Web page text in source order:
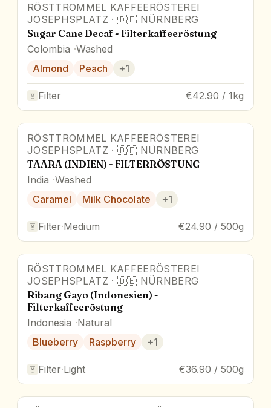
RÖSTTROMMEL KAFFEERÖSTEREI
JOSEPHSPLATZ · 🇩🇪 NÜRNBERG
Sugar Cane Decaf - Filterkaffeeröstung
Colombia Washed
Almond
Peach +1
Filter €42.90 / 1kg
RÖSTTROMMEL KAFFEERÖSTEREI
JOSEPHSPLATZ · 🇩🇪 NÜRNBERG
TAARA (INDIEN) - FILTERRÖSTUNG
India Washed
Caramel
Milk Chocolate +1
Filter·Medium €24.90 / 500g
RÖSTTROMMEL KAFFEERÖSTEREI
JOSEPHSPLATZ · 🇩🇪 NÜRNBERG
Ribang Gayo (Indonesien) -
Filterkaffeeröstung
Indonesia Natural
Blueberry
Raspberry +1
Filter·Light €36.90 / 500g